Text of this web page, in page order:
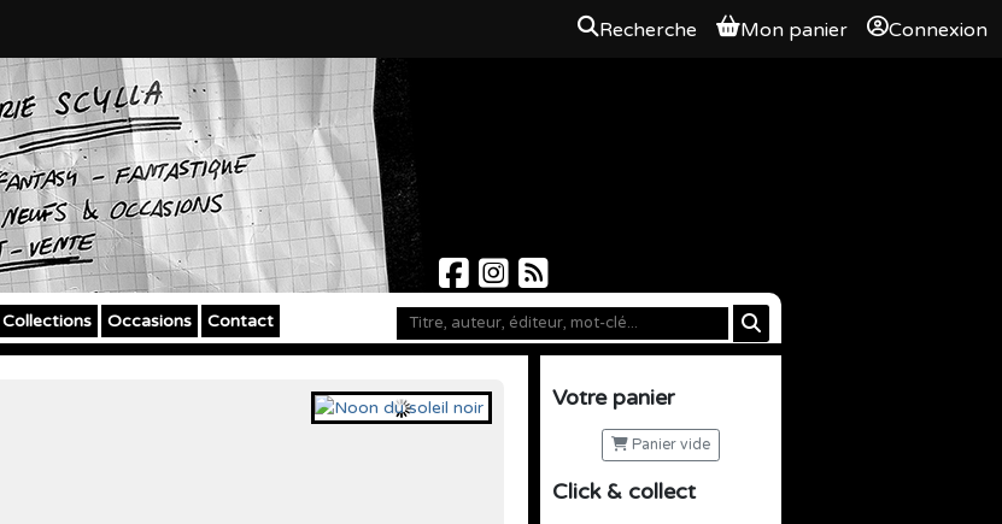
Recherche Mon panier Connexion
Collections Occasions Contact
Votre panier
Panier vide
Click & collect